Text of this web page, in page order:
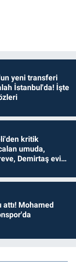
yeni transferi
İstanbul'da! İşte
kritik
umuda,
Demirtaş evine
attı! Mohamed